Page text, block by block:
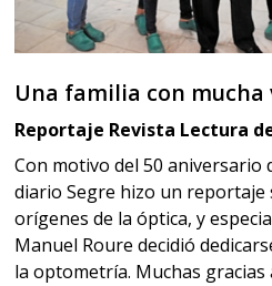
Una familia con mucha
Reportaje Revista Lectura
Con motivo del 50 aniversario
diario Segre hizo un
orígenes de la óptica, y
Manuel Roure decidió
la optometría. Muchas gracias